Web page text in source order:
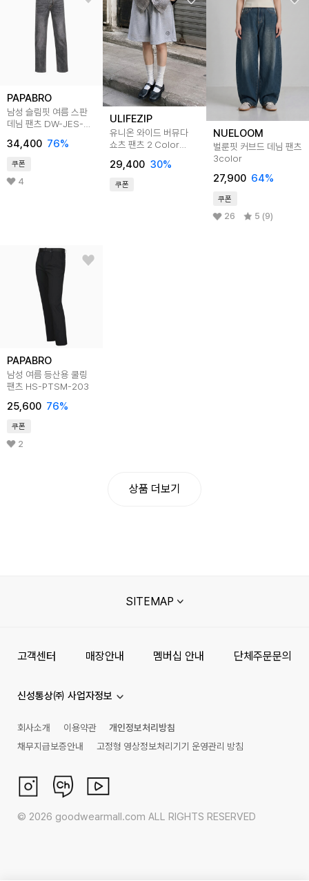
PAPABRO
남성 슬림핏 여름 스판
데님 팬츠 DW-JES-
34,400 76%
쿠폰
4
ULIFEZIP
유니온 와이드 버뮤다
쇼츠 팬츠 2 Color
29,400 30%
쿠폰
NUELOOM
벌룬핏 커브드 데님 팬츠
3color
27,900 64%
쿠폰
26 5 (9)
PAPABRO
남성 여름 등산용 쿨링
팬츠 HS-PTSM-203
25,600 76%
쿠폰
2
상품 더보기
SITEMAP
고객센터 매장안내 멤버십 안내 단체주문문의
신성통상㈜ 사업자정보
회사소개 이용약관
개인정보처리방침
채무지급보증안내
고정형 영상정보처리기기 운영관리 방침
© 2026 goodwearmall.com ALL RIGHTS RESERVED